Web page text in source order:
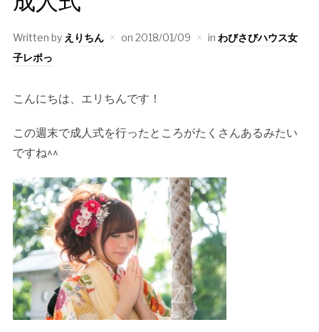
Written by えりちん on 2018/01/09 in わびさびハウス女
子レポっ
こんにちは、エリちんです！
この週末で成人式を行ったところがたくさんあるみたい
ですね^^